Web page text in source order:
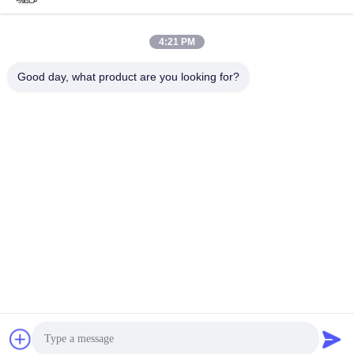
4:21 PM
Good day, what product are you looking for?